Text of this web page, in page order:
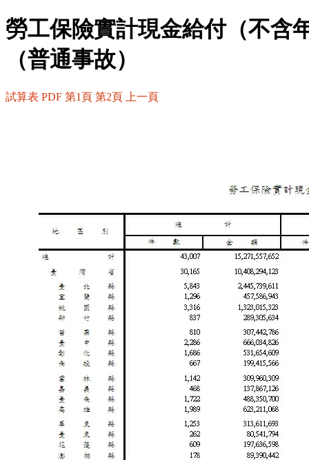
勞工保險實計現金給付（不含
（普通事故）
試算表 PDF 第1頁 第2頁 上一頁